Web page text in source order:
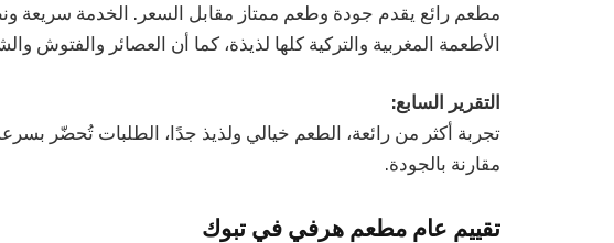
مطعم رائع يقدم جودة وطعم ممتاز مقابل السعر. الخدمة سريعة
الأطعمة المغربية والتركية كلها لذيذة، كما أن العصائر والفتوش
التقرير السابع:
تجربة أكثر من رائعة، الطعم خيالي ولذيذ جدًا، الطلبات تُحضّر
مقارنة بالجودة.
تقييم عام مطعم هرفي في تبوك